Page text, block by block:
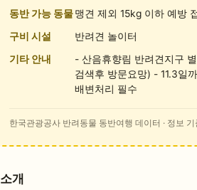
동반 가능 동물맹견 제외 15kg 이하 예방
구비 시설
반려견 놀이터
기타 안내
- 산음휴향림 반려견지구
검색후 방문요망) - 11.3일
배변처리 필수
한국관광공사 반려동물 동반여행 데이터 · 정보
소개